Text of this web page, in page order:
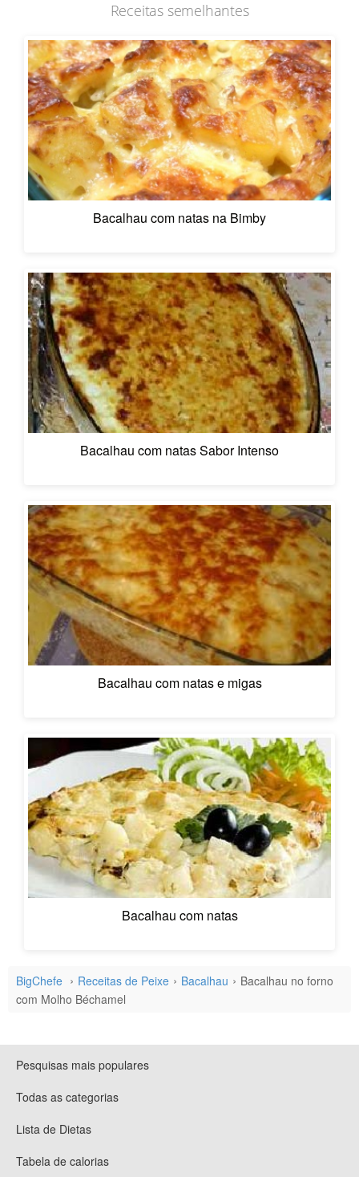
Receitas semelhantes
Bacalhau com natas na Bimby
Bacalhau com natas Sabor Intenso
Bacalhau com natas e migas
Bacalhau com natas
BigChefe Receitas de Peixe Bacalhau
Bacalhau no forno
com Molho Béchamel
Pesquisas mais populares
Todas as categorias
Lista de Dietas
Tabela de calorias